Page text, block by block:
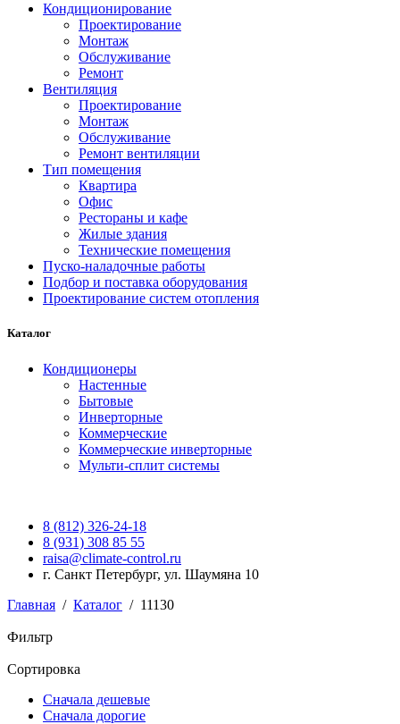
Кондиционирование
Проектирование
Монтаж
Обслуживание
Ремонт
Вентиляция
Проектирование
Монтаж
Обслуживание
Ремонт вентиляции
Тип помещения
Квартира
Офис
Рестораны и кафе
Жилые здания
Технические помещения
Пуско-наладочные работы
Подбор и поставка оборудования
Проектирование систем отопления
Каталог
Кондиционеры
Настенные
Бытовые
Инверторные
Коммерческие
Коммерческие инверторные
Мульти-сплит системы
8 (812) 326-24-18
8 (931) 308 85 55
raisa@climate-control.ru
г. Санкт Петербург, ул. Шаумяна 10
Главная / Каталог / 11130
Фильтр
Сортировка
Сначала дешевые
Сначала дорогие